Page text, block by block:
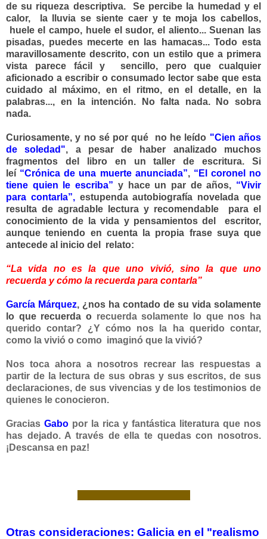
de su riqueza descriptiva. Se percibe la humedad y el
calor, la lluvia se siente caer y te moja los cabellos,
huele el campo, huele el sudor, el aliento... Suenan las
pisadas, puedes mecerte en las hamacas... Todo esta
maravillosamente descrito, con un estilo que a primera
vista parece fácil y sencillo, pero que cualquier
aficionado a escribir o consumado lector sabe que esta
cuidado al máximo, en el ritmo, en el detalle, en la
palabras..., en la intención. No falta nada. No sobra
nada.
Curiosamente, y no sé por qué no he leído "Cien años
de soledad", a pesar de haber analizado muchos
fragmentos del libro en un taller de escritura. Si
leí “Crónica de una muerte anunciada”,“El coronel no
tiene quien le escriba” y hace un par de años, “Vivir
para contarla”,estupenda autobiografía novelada que
resulta de agradable lectura y recomendable para el
conocimiento de la vida y pensamientos del escritor,
aunque teniendo en cuenta la propia frase suya que
antecede al inicio del relato:
“La vida no es la que uno vivió, sino la que uno
recuerda y cómo la recuerda para contarla”
García Márquez, ¿nos ha contado de su vida solamente
lo que recuerda o recuerda solamente lo que nos ha
querido contar? ¿Y cómo nos la ha querido contar,
como la vivió o como imaginó que la vivió?
Nos toca ahora a nosotros recrear las respuestas a
partir de la lectura de sus obras y sus escritos, de sus
declaraciones, de sus vivencias y de los testimonios de
quienes le conocieron.
Gracias Gabo por la rica y fantástica literatura que nos
has dejado. A través de ella te quedas con nosotros.
¡Descansa en paz!
Otras consideraciones: Galicia en el "realismo